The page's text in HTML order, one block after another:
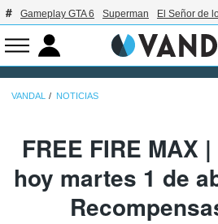
Gameplay GTA 6 Superman El Señor de
VANDAL NOTICIAS
FREE FIRE MAX
hoy martes 1 de